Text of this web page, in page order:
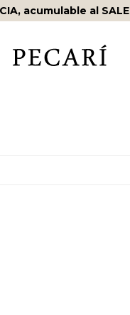
acumulable al SALE